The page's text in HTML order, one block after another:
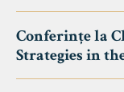
Conferințe la
Strategies in